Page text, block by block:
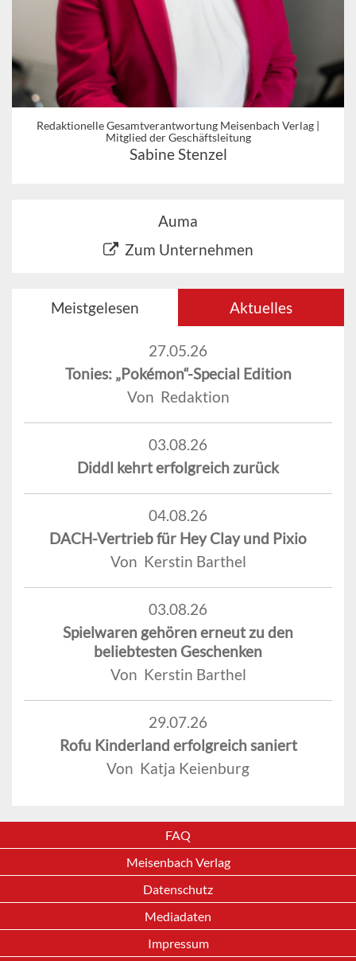
Redaktionelle Gesamtverantwortung Meisenbach Verlag |
Mitglied der Geschäftsleitung
Sabine Stenzel
Auma
Zum Unternehmen
Meistgelesen Aktuelles
27.05.26
Tonies: „Pokémon“-Special Edition
Von Redaktion
03.08.26
Diddl kehrt erfolgreich zurück
04.08.26
DACH-Vertrieb für Hey Clay und Pixio
Von Kerstin Barthel
03.08.26
Spielwaren gehören erneut zu den
beliebtesten Geschenken
Von Kerstin Barthel
29.07.26
Rofu Kinderland erfolgreich saniert
Von Katja Keienburg
FAQ
Meisenbach Verlag
Datenschutz
Mediadaten
Impressum